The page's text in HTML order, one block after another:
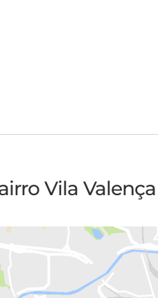
Vila Valença